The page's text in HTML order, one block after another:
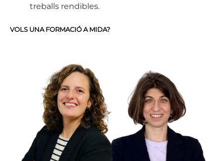
treballs rendibles.
VOLS UNA FORMACIÓ A MIDA?